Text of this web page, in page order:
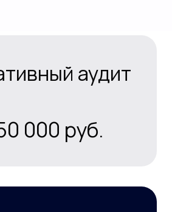
аудит
000 руб.